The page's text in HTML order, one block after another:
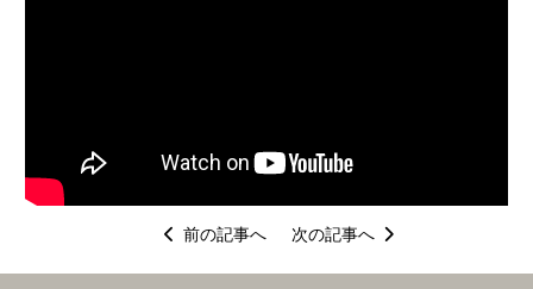
次の記事へ
前の記事へ